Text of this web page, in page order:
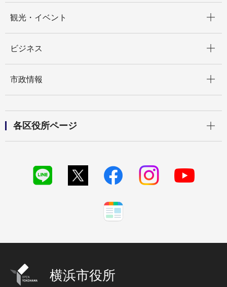
観光・イベント
ビジネス
市政情報
各区役所ページ
横浜市役所